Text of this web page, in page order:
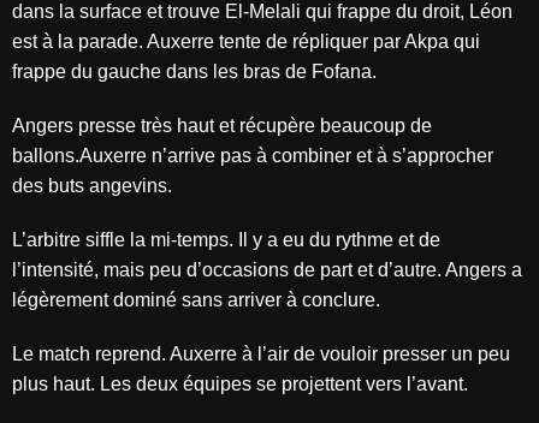
dans la surface et trouve El-Melali qui frappe du droit, Léon
est à la parade. Auxerre tente de répliquer par Akpa qui
frappe du gauche dans les bras de Fofana.
Angers presse très haut et récupère beaucoup de
ballons.Auxerre n’arrive pas à combiner et à s’approcher
des buts angevins.
L’arbitre siffle la mi-temps. Il y a eu du rythme et de
l’intensité, mais peu d’occasions de part et d’autre. Angers a
légèrement dominé sans arriver à conclure.
Le match reprend. Auxerre à l’air de vouloir presser un peu
plus haut. Les deux équipes se projettent vers l’avant.